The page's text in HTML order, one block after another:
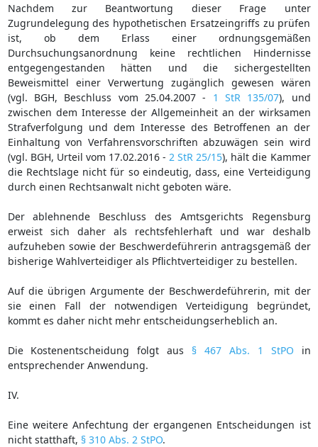
Nachdem zur Beantwortung dieser Frage unter
Zugrundelegung des hypothetischen Ersatzeingriffs zu prüfen
ist, ob dem Erlass einer ordnungsgemäßen
Durchsuchungsanordnung keine rechtlichen Hindernisse
entgegengestanden hätten und die sichergestellten
Beweismittel einer Verwertung zugänglich gewesen wären
(vgl. BGH, Beschluss vom 25.04.2007 - 1 StR 135/07), und
zwischen dem Interesse der Allgemeinheit an der wirksamen
Strafverfolgung und dem Interesse des Betroffenen an der
Einhaltung von Verfahrensvorschriften abzuwägen sein wird
(vgl. BGH, Urteil vom 17.02.2016 - 2 StR 25/15), hält die Kammer
die Rechtslage nicht für so eindeutig, dass, eine Verteidigung
durch einen Rechtsanwalt nicht geboten wäre.
Der ablehnende Beschluss des Amtsgerichts Regensburg
erweist sich daher als rechtsfehlerhaft und war deshalb
aufzuheben sowie der Beschwerdeführerin antragsgemäß der
bisherige Wahlverteidiger als Pflichtverteidiger zu bestellen.
Auf die übrigen Argumente der Beschwerdeführerin, mit der
sie einen Fall der notwendigen Verteidigung begründet,
kommt es daher nicht mehr entscheidungserheblich an.
Die Kostenentscheidung folgt aus § 467 Abs. 1 StPO in
entsprechender Anwendung.
IV.
Eine weitere Anfechtung der ergangenen Entscheidungen ist
nicht statthaft, § 310 Abs. 2 StPO.